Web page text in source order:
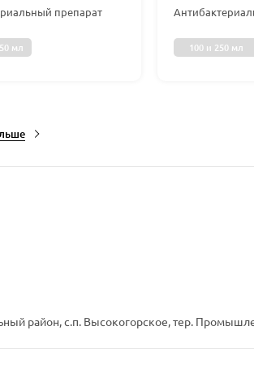
препарат
мл 100 и 250 мл
район, с.п. Высокогорское, тер.